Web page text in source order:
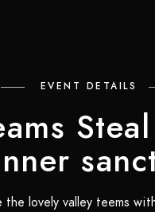
EVENT DETAILS
lovely valley teems